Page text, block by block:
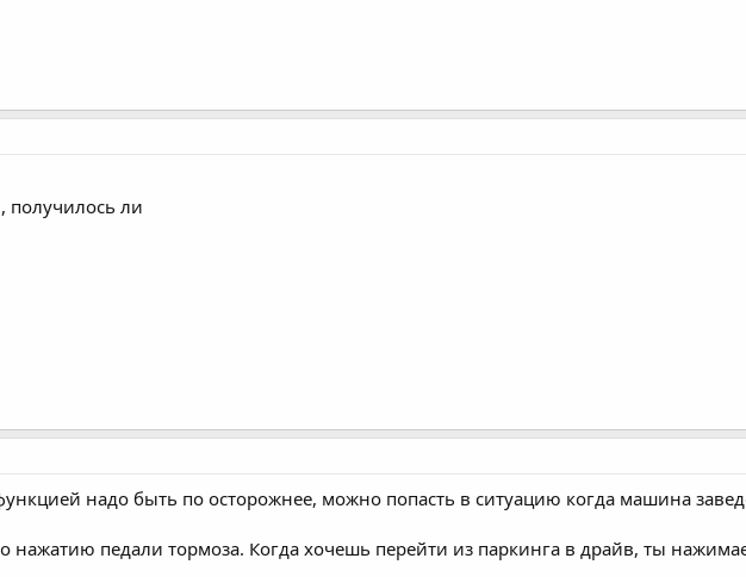
ли
надо быть по осторожнее, можно попасть в ситуацию когда машина
нажатию педали тормоза. Когда хочешь перейти из паркинга в драйв, ты